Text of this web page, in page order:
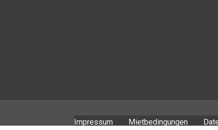
Impressum Mietbedingungen